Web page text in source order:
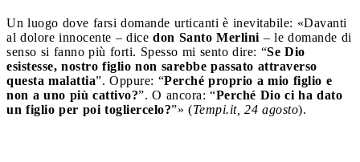
Un luogo dove farsi domande urticanti è inevitabile: «Davanti
al dolore innocente – dice don Santo Merlini – le domande di
senso si fanno più forti. Spesso mi sento dire: “Se Dio
esistesse, nostro figlio non sarebbe passato attraverso
questa malattia”. Oppure: “Perché proprio a mio figlio e
non a uno più cattivo?”. O ancora: “Perché Dio ci ha dato
un figlio per poi togliercelo?”» (Tempi.it, 24 agosto).